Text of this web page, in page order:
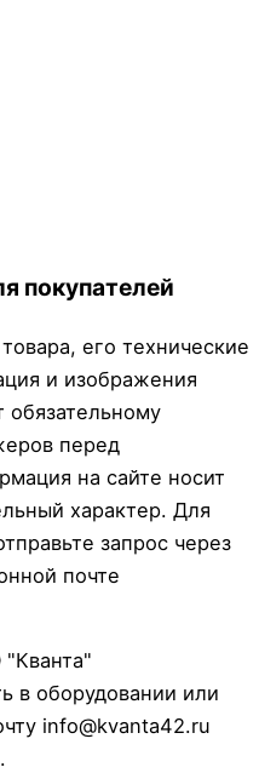
покупателей
его технические
и изображения
обязательному
перед
на сайте носит
характер. Для
запрос через
почте
в оборудовании или
info@kvanta42.ru